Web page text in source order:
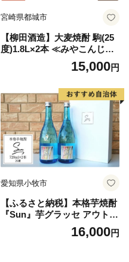
宮崎県都城市
【柳田酒造】大麦焼酎 駒(25
度)1.8L×2本 ≪みやこんじょ
特急便≫_MJ-075115,000円
愛知県小牧市
【ふるさと納税】本格芋焼酎
『Sun』芋グラッセ アウトド
ア ソロキャンプ ベランピン
グ 巣ごもり 就労支援16,000円